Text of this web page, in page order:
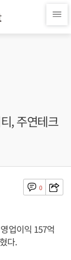
, 주연테크
0
업이익 157억
다.